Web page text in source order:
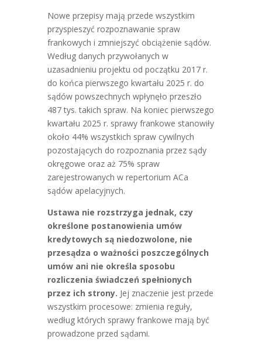
Nowe przepisy mają przede wszystkim
przyspieszyć rozpoznawanie spraw
frankowych i zmniejszyć obciążenie sądów.
Według danych przywołanych w
uzasadnieniu projektu od początku 2017 r.
do końca pierwszego kwartału 2025 r. do
sądów powszechnych wpłynęło przeszło
487 tys. takich spraw. Na koniec pierwszego
kwartału 2025 r. sprawy frankowe stanowiły
około 44% wszystkich spraw cywilnych
pozostających do rozpoznania przez sądy
okręgowe oraz aż 75% spraw
zarejestrowanych w repertorium ACa
sądów apelacyjnych.
Ustawa nie rozstrzyga jednak, czy
określone postanowienia umów
kredytowych są niedozwolone, nie
przesądza o ważności poszczególnych
umów ani nie określa sposobu
rozliczenia świadczeń spełnionych
przez ich strony. Jej znaczenie jest przede
wszystkim procesowe: zmienia reguły,
według których sprawy frankowe mają być
prowadzone przed sądami.